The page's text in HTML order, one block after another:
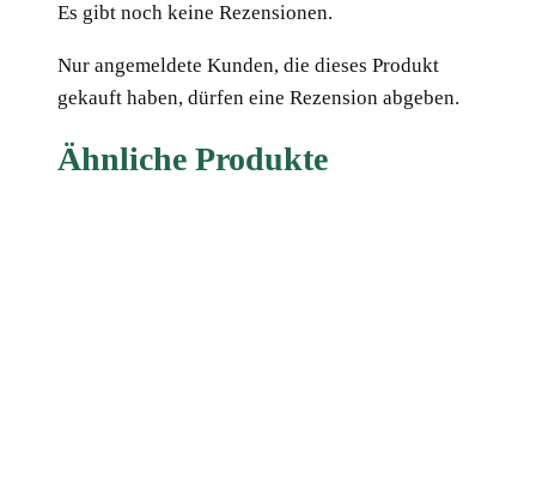
Es gibt noch keine Rezensionen.
Nur angemeldete Kunden, die dieses Produkt
gekauft haben, dürfen eine Rezension abgeben.
Ähnliche Produkte